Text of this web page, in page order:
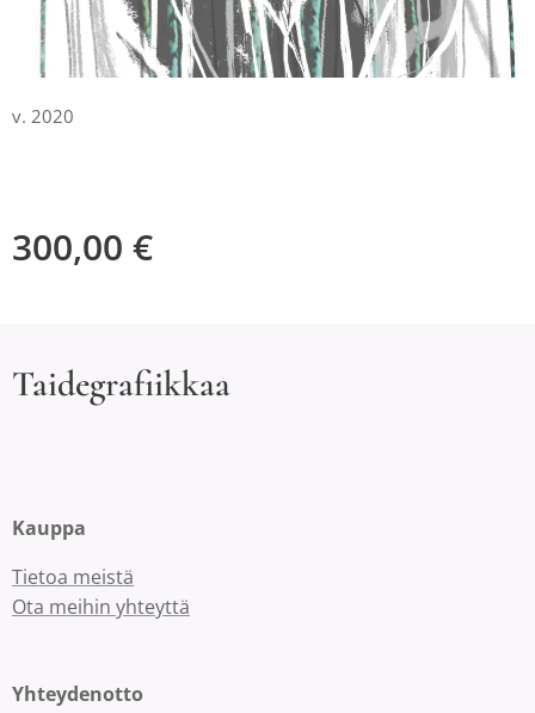
v. 2020
300,00 €
Taidegrafiikkaa
Kauppa
Tietoa meistä
Ota meihin yhteyttä
Yhteydenotto